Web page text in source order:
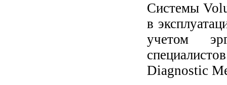
Системы
в
учетом
Diagnostic